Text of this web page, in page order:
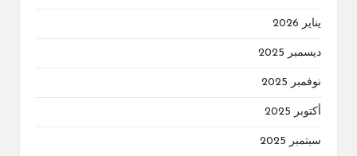
يناير 2026
ديسمبر 2025
نوفمبر 2025
أكتوبر 2025
سبتمبر 2025